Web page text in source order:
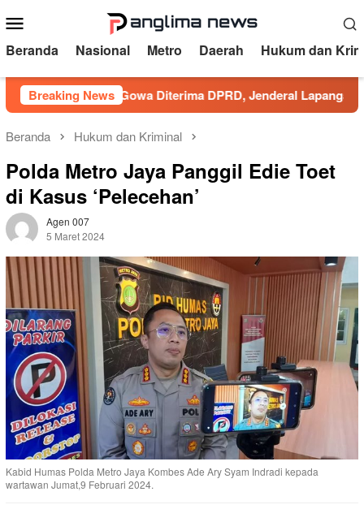
ke
kontenMobile
Beranda Nasional Metro Daerah Hukum dan
Breaking News
Gowa Diterima DPRD, Jenderal Lapangan Apresiasi
Beranda Hukum dan Kriminal
Polda Metro Jaya Panggil Edie Toet
di Kasus ‘Pelecehan’
Agen 007
5 Maret 2024
Kabid Humas Polda Metro Jaya Kombes Ade Ary Syam Indradi kepada
wartawan Jumat,9 Februari 2024.